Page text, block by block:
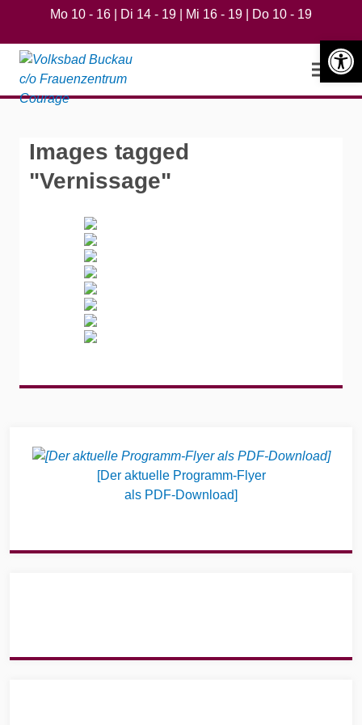
Mo 10 - 16 | Di 14 - 19 | Mi 16 - 19 | Do 10 - 19
Open
Images tagged
"Vernissage"
[Der aktuelle Programm-Flyer
als PDF-Download]